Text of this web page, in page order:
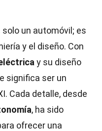
solo un automóvil; es
y el diseño. Con
y su diseño
significa ser un
Cada detalle, desde
, ha sido
ofrecer una